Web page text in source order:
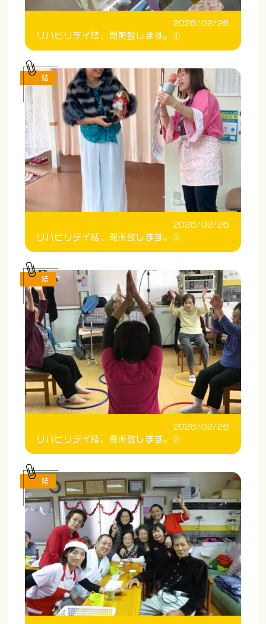
2026/02/26
リハビリデイ結、閉所致します。④
2026/02/26
リハビリデイ結、閉所致します。③
結
2026/02/26
リハビリデイ結、閉所致します。②
結
結